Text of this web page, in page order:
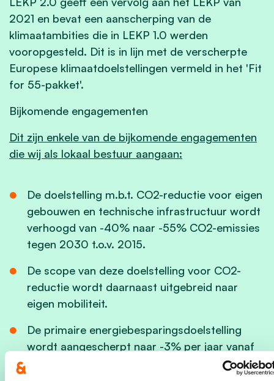
2021 en bevat een aanscherping van de
klimaatambities die in LEKP 1.0 werden
vooropgesteld. Dit is in lijn met de verscherpte
Europese klimaatdoelstellingen vermeld in het 'Fit
for 55-pakket'.
Bijkomende engagementen
Dit zijn enkele van de bijkomende engagementen
die wij als lokaal bestuur aangaan:
De doelstelling m.b.t. CO2-reductie voor eigen
gebouwen en technische infrastructuur wordt
verhoogd van -40% naar -55% CO2-emissies
tegen 2030 t.o.v. 2015.
De scope van deze doelstelling voor CO2-
reductie wordt daarnaast uitgebreid naar
eigen mobiliteit.
De primaire energiebesparingsdoelstelling
wordt aangescherpt naar -3% per jaar vanaf